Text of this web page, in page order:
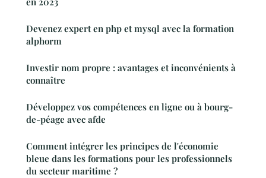
Devenez expert en php et mysql avec la formation
alphorm
Investir nom propre : avantages et inconvénients à
connaître
Développez vos compétences en ligne ou à bourg-
de-péage avec afde
Comment intégrer les principes de l'économie
bleue dans les formations pour les professionnels
du secteur maritime ?